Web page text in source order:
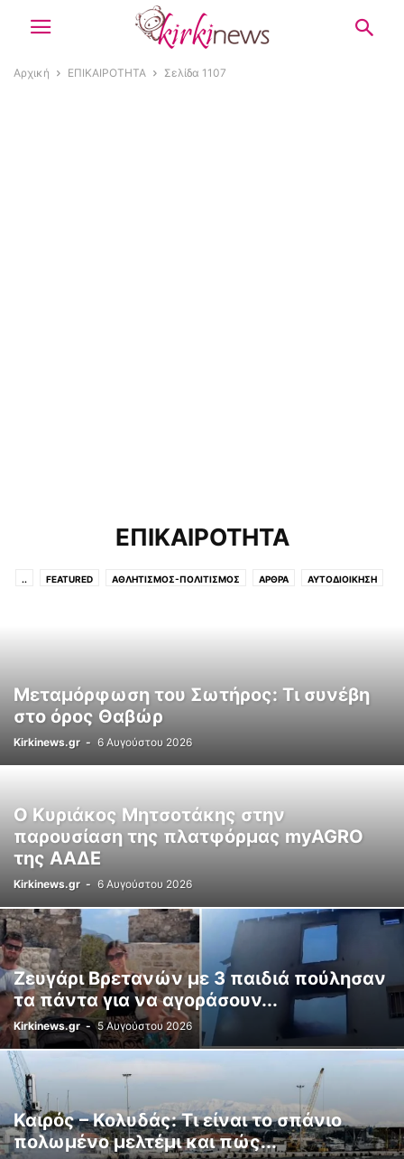
Αρχική ΕΠΙΚΑΙΡΟΤΗΤΑ Σελίδα 1107
ΕΠΙΚΑΙΡΟΤΗΤΑ
.. FEATURED ΑΘΛΗΤΙΣΜΟΣ-ΠΟΛΙΤΙΣΜΟΣ ΑΡΘΡΑ ΑΥΤΟΔΙΟΙΚΗΣΗ
Μεταμόρφωση του Σωτήρος: Τι συνέβη
στο όρος Θαβώρ
Kirkinews.gr - 6 Αυγούστου 2026
Ο Κυριάκος Μητσοτάκης στην
παρουσίαση της πλατφόρμας myAGRO
της ΑΑΔΕ
Kirkinews.gr - 6 Αυγούστου 2026
Ζευγάρι Βρετανών με 3 παιδιά πούλησαν
τα πάντα για να αγοράσουν...
Kirkinews.gr - 5 Αυγούστου 2026
Καιρός – Κολυδάς: Τι είναι το σπάνιο
πολωμένο μελτέμι και πώς...